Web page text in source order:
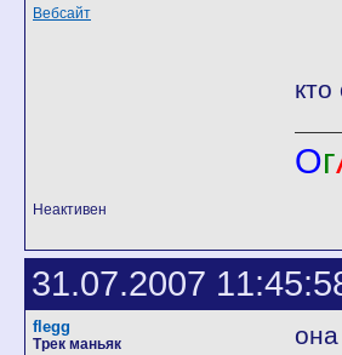
Вебсайт
Ог
Неактивен
31.07.2007
flegg
Трек маньяк